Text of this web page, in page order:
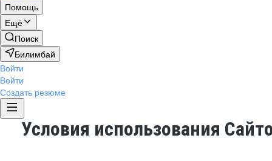
Помощь
Ещё
Поиск
Билимбай
Войти
Войти
Создать резюме
Условия использования